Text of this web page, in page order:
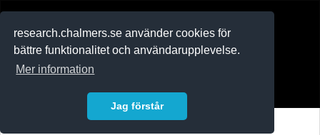
research.chalmers.se använder cookies för
bättre funktionalitet och användarupplevelse.
Mer information
Jag förstår